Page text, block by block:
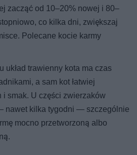
zacząć od 10–20% nowej i 80–
co kilka dni, zwiększaj
Polecane kocie karmy
układ trawienny kota ma czas
a sam kot łatwiej
i smak. U części zwierzaków
nawet kilka tygodni — szczególnie
mocno przetworzoną albo